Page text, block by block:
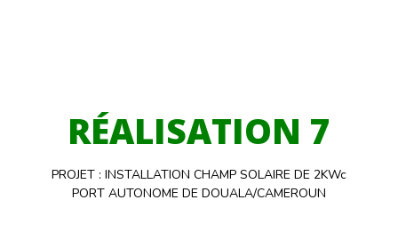
RÉALISATION 7
PROJET : INSTALLATION CHAMP SOLAIRE DE 2KWc
PORT AUTONOME DE DOUALA/CAMEROUN